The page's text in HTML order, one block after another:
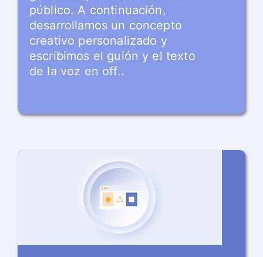
público. A continuación,
desarrollamos un concepto
creativo personalizado y
escribimos el guión y el texto
de la voz en off..